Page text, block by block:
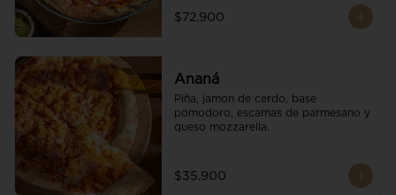
$72.900
Ananá
Piña, jamon de cerdo, base
pomodoro, escamas de parmesano y
queso mozzarella.
$35.900